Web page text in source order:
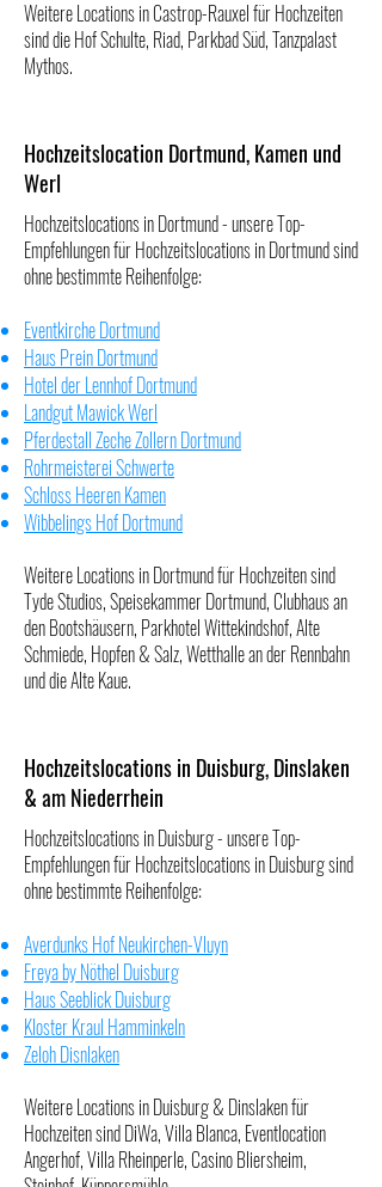
Weitere Locations in Castrop-Rauxel für Hochzeiten
sind dieHof Schulte, Riad, Parkbad Süd,Tanzpalast
Mythos.
Hochzeitslocation Dortmund, Kamen und
Werl
Hochzeitslocations in Dortmund - unsere Top-
Empfehlungen für Hochzeitslocations in Dortmund sind
ohne bestimmte Reihenfolge:
Eventkirche Dortmund
Haus Prein Dortmund
Hotel der Lennhof Dortmund
Landgut Mawick Werl
Pferdestall Zeche Zollern Dortmund
Rohrmeisterei Schwerte
Schloss Heeren Kamen
Wibbelings Hof Dortmund
Weitere Locations in Dortmund für Hochzeiten sind
Tyde Studios,Speisekammer Dortmund, Clubhaus an
den Bootshäusern, Parkhotel Wittekindshof,Alte
Schmiede, Hopfen & Salz,Wetthalle an der Rennbahn
und dieAlte Kaue.
Hochzeitslocations in Duisburg, Dinslaken
& am Niederrhein
Hochzeitslocations in Duisburg - unsere Top-
Empfehlungen für Hochzeitslocations in Duisburg sind
ohne bestimmte Reihenfolge:
Averdunks Hof Neukirchen-Vluyn
Freya by Nöthel Duisburg
Haus Seeblick Duisburg
Kloster Kraul Hamminkeln
Zeloh Disnlaken
Weitere Locations in Duisburg & Dinslaken für
Hochzeiten sindDiWa,Villa Blanca, Eventlocation
Angerhof,Villa Rheinperle, Casino Bliersheim,